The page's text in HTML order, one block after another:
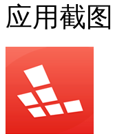
应用截图